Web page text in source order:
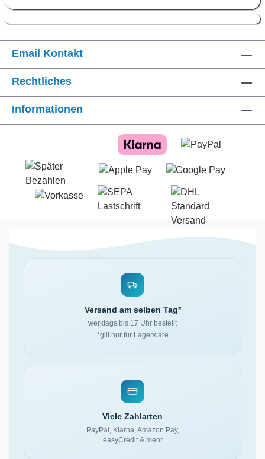
Email Kontakt
Rechtliches
Informationen
Versand am selben Tag*
werktags bis 17 Uhr bestellt
*gilt nur für Lagerware
Viele Zahlarten
PayPal, Klarna, Amazon Pay,
easyCredit & mehr